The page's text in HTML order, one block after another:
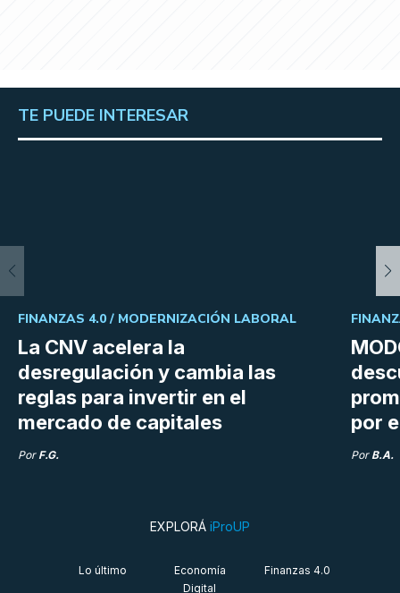
TE PUEDE INTERESAR
La CNV acelera la
desregulación y cambia las
reglas para invertir en el
mercado de capitales
FINANZAS 4.0 / MODERNIZACIÓN LABORAL
Por F.G.
por
Por B.A.
EXPLORÁ iProUP
Lo último
Economía
Digital
Finanzas 4.0